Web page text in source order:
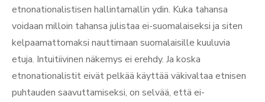
etnonationalistisen hallintamallin ydin. Kuka tahansa
voidaan milloin tahansa julistaa ei-suomalaiseksi ja siten
kelpaamattomaksi nauttimaan suomalaisille kuuluvia
etuja. Intuitiivinen näkemys ei erehdy. Ja koska
etnonationalistit eivät pelkää käyttää väkivaltaa etnisen
puhtauden saavuttamiseksi, on selvää, että ei-